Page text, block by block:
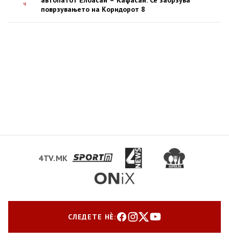
ч
поврзувањето на Коридорот 8
4TV.MK
СЛЕДЕТЕ НЀ: